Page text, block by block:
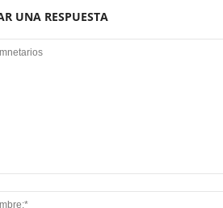
UNA RESPUESTA